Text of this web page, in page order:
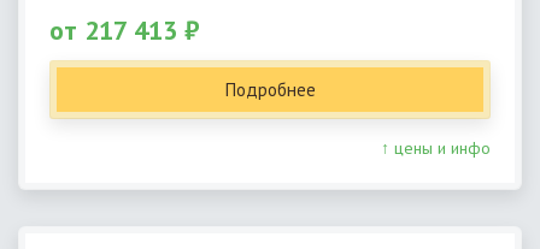
от 217 413 ₽
Подробнее
↑ цены и инфо